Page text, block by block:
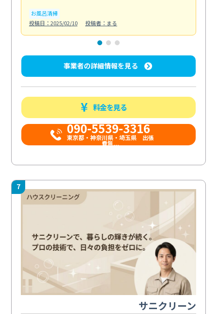
お風呂清掃
投稿日：2025/02/10
投稿者：まる
事業者の詳細情報を見る
料金を見る
090-5539-3316
​東京都・神奈川県・埼玉県 出張
費無...
7
サニクリーン